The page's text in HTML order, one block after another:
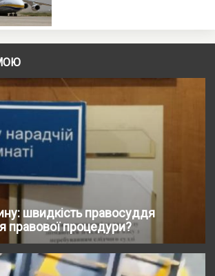
швидкість правосуддя
правової процедури?